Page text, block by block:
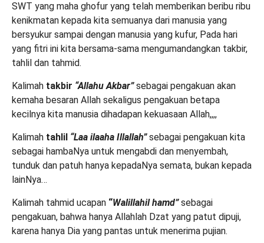
SWT yang maha ghofur yang telah memberikan beribu ribu
kenikmatan kepada kita semuanya dari manusia yang
bersyukur sampai dengan manusia yang kufur, Pada hari
yang fitri ini kita bersama-sama mengumandangkan takbir,
tahlil dan tahmid.
Kalimah takbir “Allahu Akbar”sebagai pengakuan akan
kemaha besaran Allah sekaligus pengakuan betapa
kecilnya kita manusia dihadapan kekuasaan Allah,,,,
Kalimah tahlil “Laa ilaaha Illallah”sebagai pengakuan kita
sebagai hambaNya untuk mengabdi dan menyembah,
tunduk dan patuh hanya kepadaNya semata, bukan kepada
lainNya…
Kalimah tahmid ucapan “Walillahil hamd”sebagai
pengakuan, bahwa hanya Allahlah Dzat yang patut dipuji,
karena hanya Dia yang pantas untuk menerima pujian.